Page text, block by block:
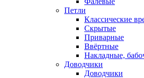
Петли
Классические
Скрытые
Приварные
Ввёртные
Накладные,
Доводчики
Доводчики